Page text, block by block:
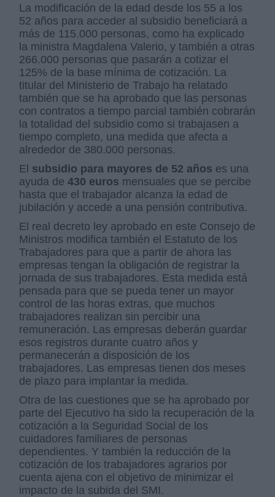
La modificación de la edad desde los 55 a los
52 años para acceder al subsidio beneficiará a
más de 115.000 personas, como ha explicado
la ministra Magdalena Valerio, y también a otras
266.000 personas que pasarán a cotizar el
125% de la base mínima de cotización. La
titular del Ministerio de Trabajo ha relatado
también que se ha aprobado que las personas
con contratos a tiempo parcial también cobrarán
la totalidad del subsidio como si trabajasen a
tiempo completo, una medida que afecta a
alrededor de 380.000 personas.
El subsidio para mayores de 52 años es una
ayuda de 430 euros mensuales que se percibe
hasta que el trabajador alcanza la edad de
jubilación y accede a una pensión contributiva.
El real decreto ley aprobado en este Consejo de
Ministros modifica también el Estatuto de los
Trabajadores para que a partir de ahora las
empresas tengan la obligación de registrar la
jornada de sus trabajadores. Esta medida está
pensada para que se pueda tener un mayor
control de las horas extras, que muchos
trabajadores realizan sin percibir una
remuneración. Las empresas deberán guardar
esos registros durante cuatro años y
permanecerán a disposición de los
trabajadores. Las empresas tienen dos meses
de plazo para implantar la medida.
Otra de las cuestiones que se ha aprobado por
parte del Ejecutivo ha sido la recuperación de la
cotización a la Seguridad Social de los
cuidadores familiares de personas
dependientes. Y también la reducción de la
cotización de los trabajadores agrarios por
cuenta ajena con el objetivo de minimizar el
impacto de la subida del SMI.